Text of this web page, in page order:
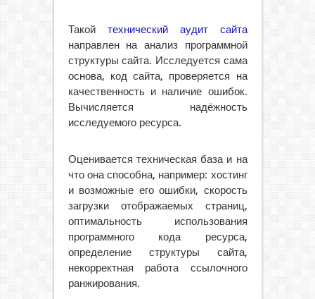
Такой технический аудит сайта
направлен на анализ программной
структуры сайта. Исследуется сама
основа, код сайта, проверяется на
качественность и наличие ошибок.
Вычисляется надёжность
исследуемого ресурса.
Оценивается техническая база и на
что она способна, например: хостинг
и возможные его ошибки, скорость
загрузки отображаемых страниц,
оптимальность использования
программного кода ресурса,
определение структуры сайта,
некорректная работа ссылочного
ранжирования.